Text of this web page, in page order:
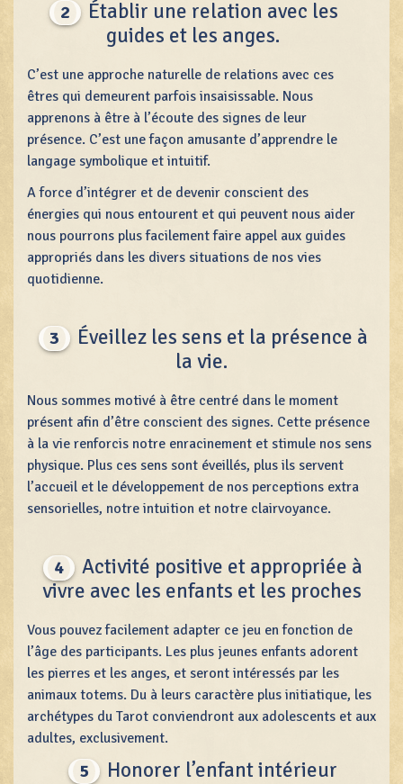
2
Établir une relation avec les
guides et les anges.
C’est une approche naturelle de relations avec ces
êtres qui demeurent parfois insaisissable. Nous
apprenons à être à l’écoute des signes de leur
présence. C’est une façon amusante d’apprendre le
langage symbolique et intuitif.
A force d’intégrer et de devenir conscient des
énergies qui nous entourent et qui peuvent nous aider
nous pourrons plus facilement faire appel aux guides
appropriés dans les divers situations de nos vies
quotidienne.
3
Éveillez les sens et la présence à
la vie.
Nous sommes motivé à être centré dans le moment
présent afin d’être conscient des signes. Cette présence
à la vie renforcis notre enracinement et stimule nos sens
physique. Plus ces sens sont éveillés, plus ils servent
l’accueil et le développement de nos perceptions extra
sensorielles, notre intuition et notre clairvoyance.
4
Activité positive et appropriée à
vivre avec les enfants et les proches
Vous pouvez facilement adapter ce jeu en fonction de
l’âge des participants. Les plus jeunes enfants adorent
les pierres et les anges, et seront intéressés par les
animaux totems. Du à leurs caractère plus initiatique, les
archétypes du Tarot conviendront aux adolescents et aux
adultes, exclusivement.
5 Honorer l’enfant intérieur